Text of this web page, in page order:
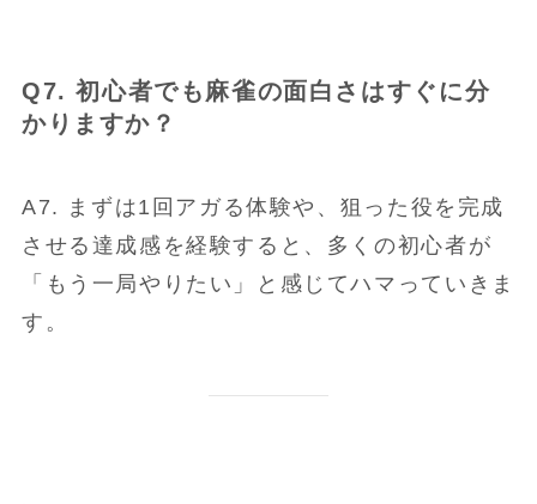
Q7. 初心者でも麻雀の面白さはすぐに分
かりますか？
A7. まずは1回アガる体験や、狙った役を完成
させる達成感を経験すると、多くの初心者が
「もう一局やりたい」と感じてハマっていきま
す。